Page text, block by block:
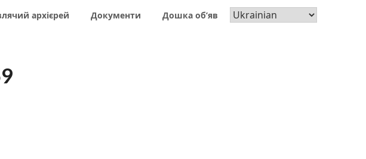
архієрей Документи Дошка об’яв